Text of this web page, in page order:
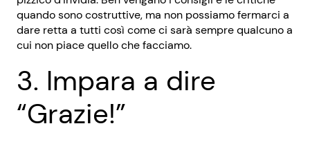
quando sono costruttive, ma non possiamo fermarci a
dare retta a tutti così come ci sarà sempre qualcuno a
cui non piace quello che facciamo.
3. Impara a dire
“Grazie!”